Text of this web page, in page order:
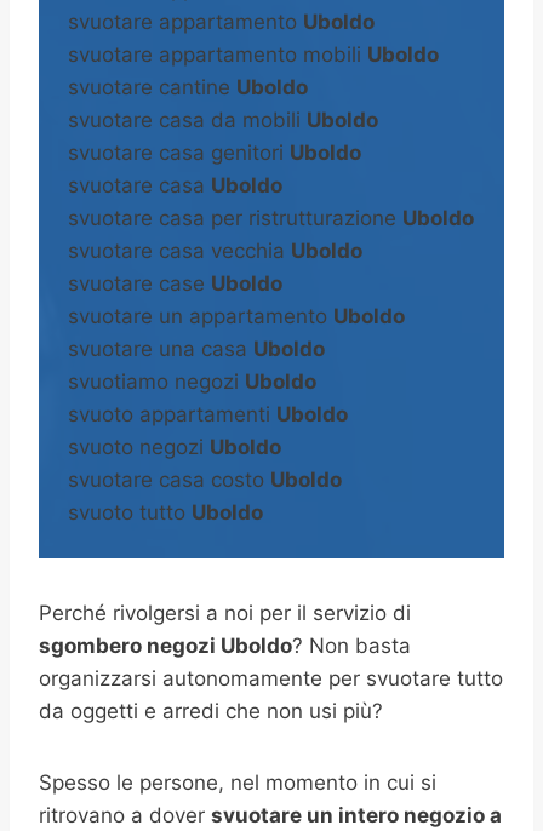
svuotare appartamento Uboldo
svuotare appartamento mobili Uboldo
svuotare cantine Uboldo
svuotare casa da mobili Uboldo
svuotare casa genitori Uboldo
svuotare casa Uboldo
svuotare casa per ristrutturazione Uboldo
svuotare casa vecchia Uboldo
svuotare case Uboldo
svuotare un appartamento Uboldo
svuotare una casa Uboldo
svuotiamo negozi Uboldo
svuoto appartamenti Uboldo
svuoto negozi Uboldo
svuotare casa costo Uboldo
svuoto tutto Uboldo
Perché rivolgersi a noi per il servizio di
sgombero negozi Uboldo? Non basta
organizzarsi autonomamente per svuotare tutto
da oggetti e arredi che non usi più?
Spesso le persone, nel momento in cui si
ritrovano a dover svuotare un intero negozio a